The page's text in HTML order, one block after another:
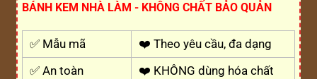
BÁNH KEM NHÀ LÀM - KHÔNG CHẤT BẢO QUẢN
✅ Mẫu mã
❤️ Theo yêu cầu, đa dạng
✅ An toàn
❤️ KHÔNG dùng hóa chất